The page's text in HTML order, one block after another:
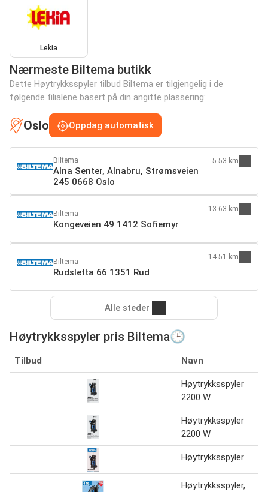
Lekia
Nærmeste Biltema butikk
Dette Høytrykksspyler tilbud Biltema er tilgjengelig i de
følgende filialene basert på din angitte plassering:
Oslo Oppdag automatisk
Biltema
Alna Senter, Alnabru, Strømsveien
245 0668 Oslo
5.53 km
Biltema
Kongeveien 49 1412 Sofiemyr
13.63 km
Biltema
Rudsletta 66 1351 Rud
14.51 km
Alle steder
Høytrykksspyler pris Biltema🕒
Tilbud Navn
Høytrykksspyler
2200 W
Høytrykksspyler
2200 W
Høytrykksspyler
Høytrykksspyler,